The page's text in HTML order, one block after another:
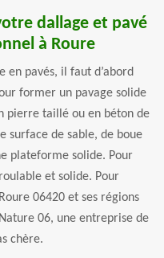
dallage et pavé
à Roure
en pavés, il faut d’abord
former un pavage solide
pierre taillé ou en béton de
surface de sable, de boue
plateforme solide. Pour
et solide. Pour
06420 et ses régions
06, une entreprise de
chère.